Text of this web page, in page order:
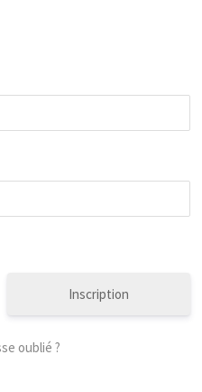
Inscription
oublié ?